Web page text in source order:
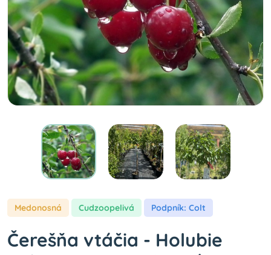
Medonosná cudzoopelivá Podpník: Colt
Čerešňa vtáčia - Holubie